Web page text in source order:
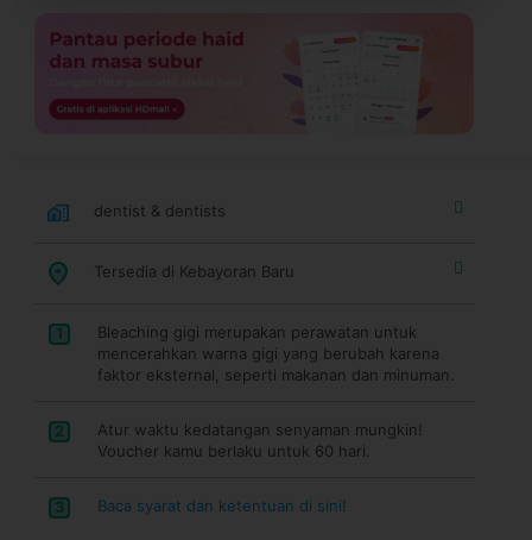
dentist & dentists
Tersedia di Kebayoran Baru
1
Bleaching gigi merupakan perawatan untuk
mencerahkan warna gigi yang berubah karena
faktor eksternal, seperti makanan dan minuman.
2
Atur waktu kedatangan senyaman mungkin!
Voucher kamu berlaku untuk 60 hari.
3 Baca syarat dan ketentuan di sini!